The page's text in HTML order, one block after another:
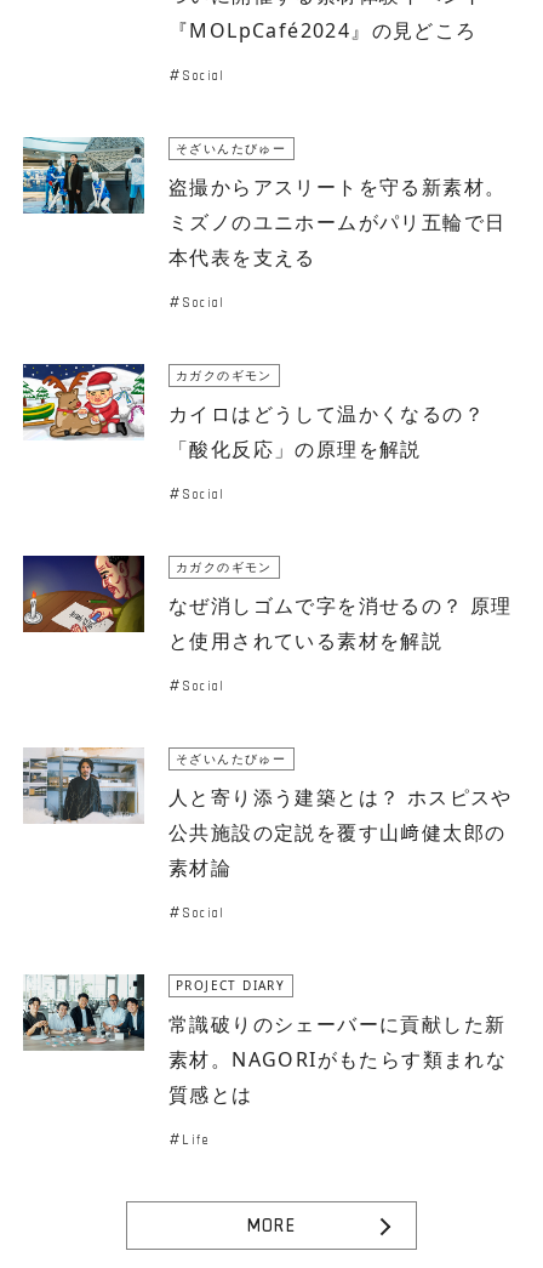
『MOLpCafé2024』の見どころ
Social
そざいんたびゅー
盗撮からアスリートを守る新素材。
ミズノのユニホームがパリ五輪で日
本代表を支える
Social
カガクのギモン
カイロはどうして温かくなるの？
「酸化反応」の原理を解説
Social
カガクのギモン
なぜ消しゴムで字を消せるの？ 原理
と使用されている素材を解説
Social
そざいんたびゅー
人と寄り添う建築とは？ ホスピスや
公共施設の定説を覆す山﨑健太郎の
素材論
Social
PROJECT DIARY
常識破りのシェーバーに貢献した新
素材。NAGORIがもたらす類まれな
質感とは
Life
MORE